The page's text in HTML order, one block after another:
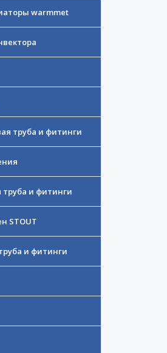
warmmet
труба и фитинги
и фитинги
STOUT
и фитинги